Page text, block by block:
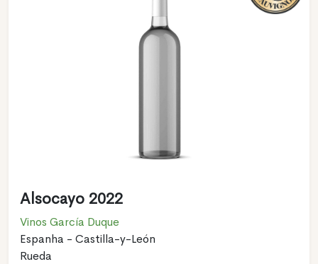
Alsocayo 2022
Vinos García Duque
Espanha - Castilla-y-León
Rueda